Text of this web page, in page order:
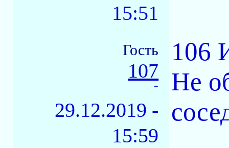
15:51
Гость
107
-
29.12.2019 -
15:59
106
Не